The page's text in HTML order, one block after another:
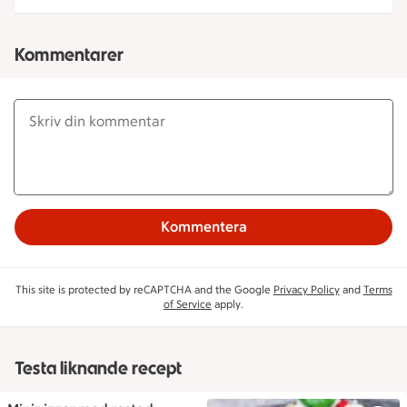
Kommentarer
Kommentera
This site is protected by reCAPTCHA and the Google Privacy Policyand Terms
of Service apply.
Testa liknande recept